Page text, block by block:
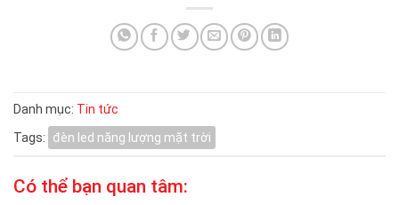
Danh mục: Tin tức
Tags:
đèn led năng lượng mặt trời
Có thể bạn quan tâm: